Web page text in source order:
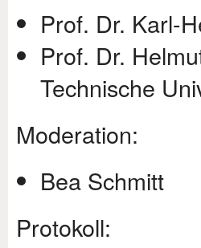
Prof. Dr. Karl-
Prof. Dr.
Technische
Moderation:
Bea Schmitt
Protokoll: